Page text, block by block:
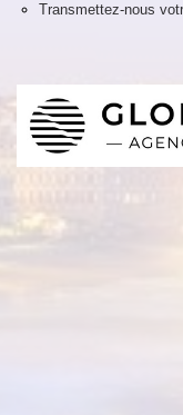
Transmettez-nous